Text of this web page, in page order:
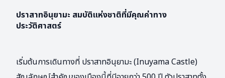
ปราสาทอินุยามะ สมบัติแห่งชาติที่มีคุณค่าทาง
ประวัติศาสตร์
เริ่มต้นการเดินทางที่ ปราสาทอินุยามะ (Inuyama Castle)